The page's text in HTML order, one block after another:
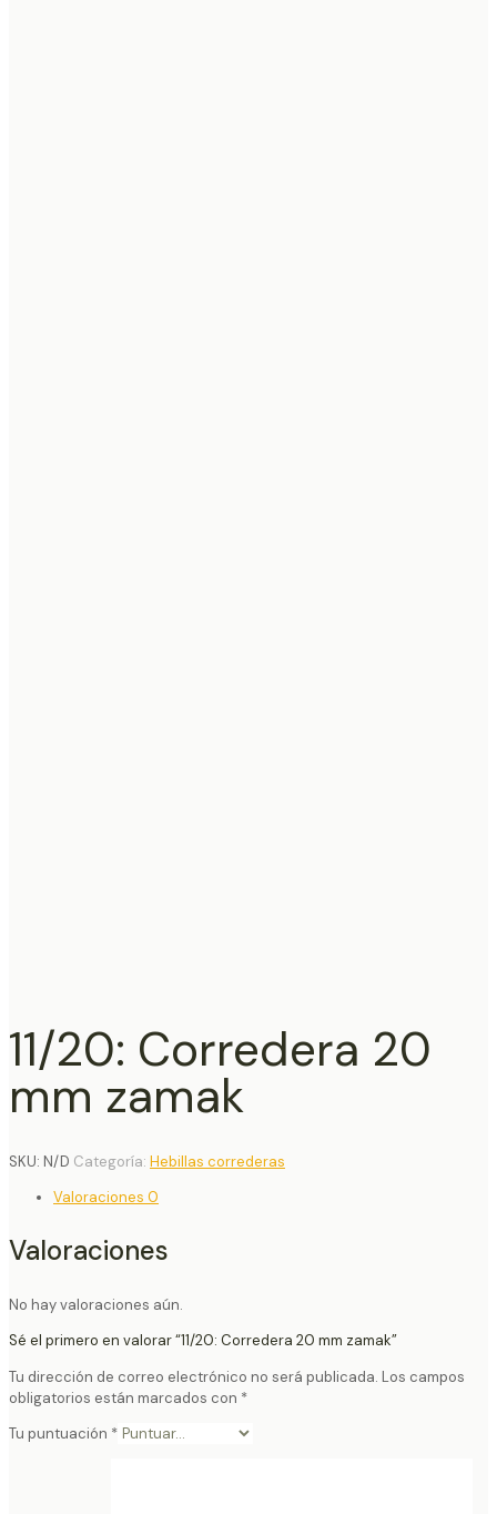
11/20: Corredera 20
mm zamak
SKU: N/D Categoría: Hebillas correderas
Valoraciones 0
Valoraciones
No hay valoraciones aún.
Sé el primero en valorar “11/20: Corredera 20 mm zamak”
Tu dirección de correo electrónico no será publicada. Los campos
obligatorios están marcados con *
Tu puntuación *